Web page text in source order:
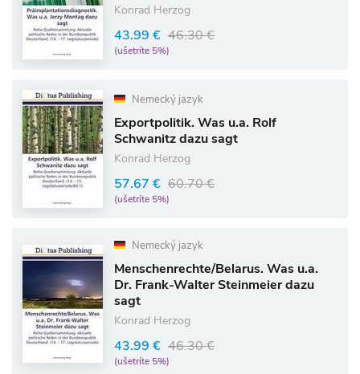
Konrad Herzog
43.99 € 46.30 €
(ušetríte 5%)
Nemecký jazyk
Exportpolitik. Was u.a. Rolf
Schwanitz dazu sagt
Konrad Herzog
57.67 € 60.70 €
(ušetríte 5%)
Nemecký jazyk
Menschenrechte/Belarus. Was u.a.
Dr. Frank-Walter Steinmeier dazu
sagt
Konrad Herzog
43.99 € 46.30 €
(ušetríte 5%)